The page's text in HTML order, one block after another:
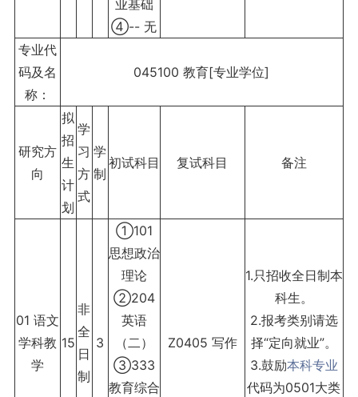
业基础
④-- 无
专业代
码及名
称：
045100 教育[专业学位]
研究方
向
拟
招
生
计
划
学
习
方
式
学
制
初试科目 复试科目 备注
01 语文
学科教
学
15
非
全
日
制
3
①101
思想政治
理论
②204
英语
（二）
③333
教育综合
Z0405 写作
1.只招收全日制本
科生。
2.报考类别请选
择“定向就业”。
3.鼓励本科专业
代码为0501大类